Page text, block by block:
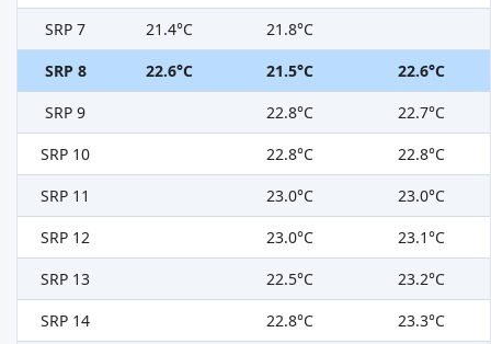
SRP 7
21.4°C
21.8°C
SRP 8
22.6°C 21.5°C
22.6°C
SRP 9
22.8°C
22.7°C
SRP 10
22.8°C
22.8°C
SRP 11
23.0°C
23.0°C
SRP 12
23.0°C
23.1°C
SRP 13
22.5°C
23.2°C
SRP 14
22.8°C
23.3°C